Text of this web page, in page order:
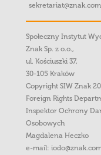
Społeczny Instytut
Znak Sp. z o.o.,
ul. Kościuszki 37,
30-105 Kraków
Copyright SIW Znak
Foreign Rights
Inspektor Ochrony
Osobowych
Magdalena Heczko
e-mail: